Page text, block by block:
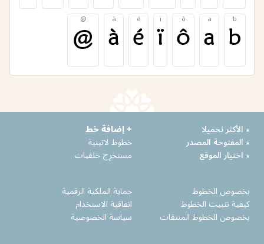
b
b
a
a
ô
ô
ï
ï
é
é
à
à
@
@
٭ الأكثر تحميلا
٭ المفتوحة المصدر
٭ اختيار الموقع
+ إضافة خط
خطوط لاتينية
مستخرِج خلفيات
بخصوص الخطوط
كيفية تثبيت الخطوط
بخصوص الخطوط المنتقات
حماية الملكية الرقمية
اتفاقية الاستخدام
سياسة الخصوصية